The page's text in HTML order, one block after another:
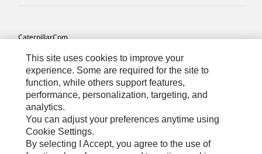
Caterpillar.com
Связаться С Caterpillar
Карта Сайта
Cookie Settings
Юридическая Информация
Конфиденциальность Личных Данных
This site uses cookies to improve your
experience. Some are required for the site to
function, while others support features,
performance, personalization, targeting, and
analytics.
You can adjust your preferences anytime using
Cookie Settings.
By selecting I Accept, you agree to the use of